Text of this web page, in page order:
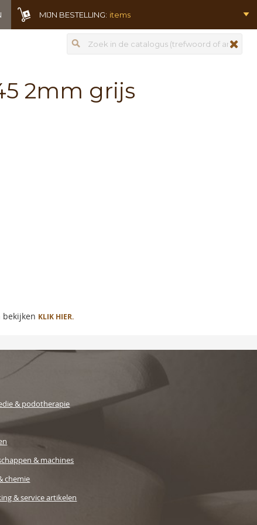
MIJN BESTELLING: items
Zoeken
2mm grijs
KLIK HIER.
& podotherapie
& machines
chemie
& service artikelen